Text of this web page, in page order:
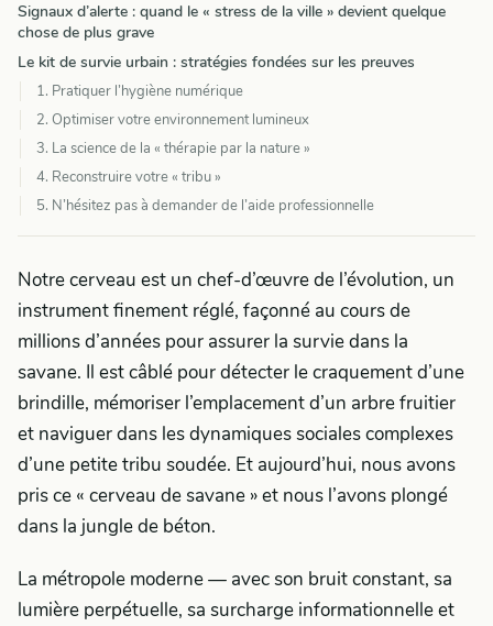
Signaux d’alerte : quand le « stress de la ville » devient quelque
chose de plus grave
Le kit de survie urbain : stratégies fondées sur les preuves
1. Pratiquer l’hygiène numérique
2. Optimiser votre environnement lumineux
3. La science de la « thérapie par la nature »
4. Reconstruire votre « tribu »
5. N’hésitez pas à demander de l’aide professionnelle
Notre cerveau est un chef-d’œuvre de l’évolution, un
instrument finement réglé, façonné au cours de
millions d’années pour assurer la survie dans la
savane. Il est câblé pour détecter le craquement d’une
brindille, mémoriser l’emplacement d’un arbre fruitier
et naviguer dans les dynamiques sociales complexes
d’une petite tribu soudée. Et aujourd’hui, nous avons
pris ce « cerveau de savane » et nous l’avons plongé
dans la jungle de béton.
La métropole moderne — avec son bruit constant, sa
lumière perpétuelle, sa surcharge informationnelle et